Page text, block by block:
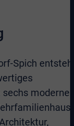
Spich